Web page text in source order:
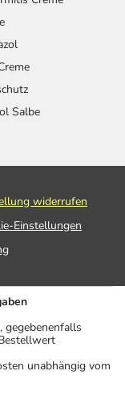
Salbe
widerrufen
Einstellungen
gegebenenfalls
unabhängig vom